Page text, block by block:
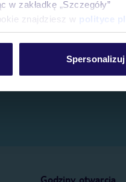
zakładkę „Szczegóły”
znajdziesz w polityce
Spersonalizuj
Godziny otwarcia